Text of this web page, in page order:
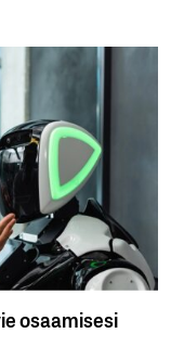
osaamisesi